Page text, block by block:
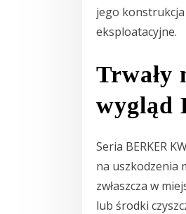
jego konstrukcja
eksploatacyjne.
Trwały
wygląd
Seria BERKER
na uszkodzenia
zwłaszcza w
lub środki